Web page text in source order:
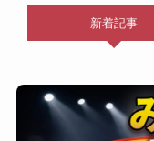
新着記事